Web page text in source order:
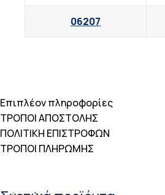
06207
Επιπλέον πληροφορίες
ΤΡΟΠΟΙ ΑΠΟΣΤΟΛΗΣ
ΠΟΛΙΤΙΚΗ ΕΠΙΣΤΡΟΦΩΝ
ΤΡΟΠΟΙ ΠΛΗΡΩΜΗΣ